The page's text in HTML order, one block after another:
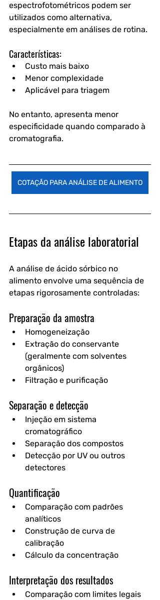
espectrofotométricos podem ser
utilizados como alternativa,
especialmente em análises de rotina.
Características:
Custo mais baixo
Menor complexidade
Aplicável para triagem
No entanto, apresenta menor
especificidade quando comparado à
cromatografia.
COTAÇÃO PARA ANÁLISE DE ALIMENTO
Etapas da análise laboratorial
A análise de ácido sórbico no
alimento envolve uma sequência de
etapas rigorosamente controladas:
Preparação da amostra
Homogeneização
Extração do conservante
(geralmente com solventes
orgânicos)
Filtração e purificação
Separação e detecção
Injeção em sistema
cromatográfico
Separação dos compostos
Detecção por UV ou outros
detectores
Quantificação
Comparação com padrões
analíticos
Construção de curva de
calibração
Cálculo da concentração
Interpretação dos resultados
Comparação com limites legais